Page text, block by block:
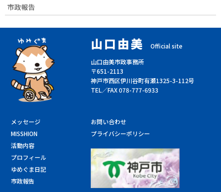
市政報告
山口由美
Official site
山口由美市政事務所
〒651-2113
神戸市西区伊川谷町有瀬1325-3-112号
TEL／FAX 078-777-6933
メッセージ
MISSHION
活動内容
プロフィール
ゆめぐま日記
市政報告
お問い合わせ
プライバシーポリシー